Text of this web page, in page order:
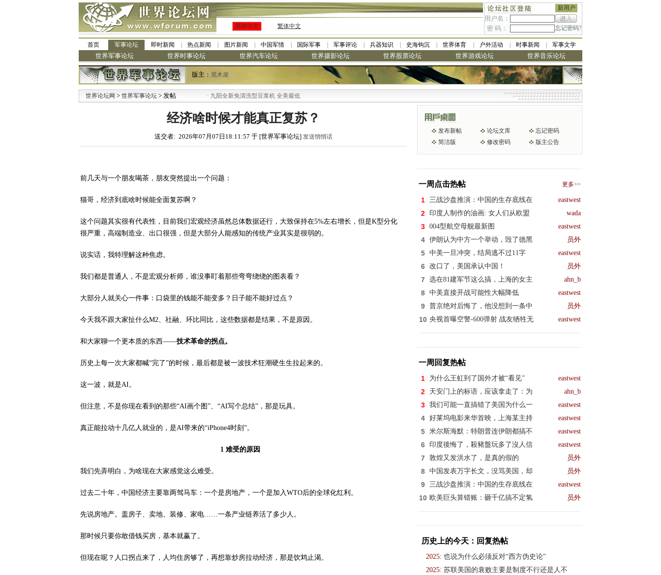
新用户
用户名：
密 码：
忘记密码?
简体中文 繁体中文
首页 军事论坛 即时新闻 热点新闻 图片新闻 中国军情 国际军事 军事评论 兵器知识 史海钩沉 世界体育 户外活动 时事新闻 军事文学
世界军事论坛 世界时事论坛 世界汽车论坛 世界摄影论坛 世界股票论坛 世界游戏论坛 世界音乐论坛
版主： 黑木崖
世界论坛网 > 世界军事论坛 > 发帖 九阳全新免清洗型豆浆机 全美最低
经济啥时候才能真正复苏？
送交者: 2026年07月07日18:11:57 于 [世界军事论坛] 发送悄悄话
前几天与一个朋友喝茶，朋友突然提出一个问题：
猫哥，经济到底啥时候能全面复苏啊？
这个问题其实很有代表性，目前我们宏观经济虽然总体数据还行，大致保持在5%左右增长，但是K型分化
很严重，高端制造业、出口很强，但是大部分人能感知的传统产业其实是很弱的。
说实话，我特理解这种焦虑。
我们都是普通人，不是宏观分析师，谁没事盯着那些弯弯绕绕的图表看？
大部分人就关心一件事：口袋里的钱能不能变多？日子能不能好过点？
今天我不跟大家扯什么M2、社融、环比同比，这些数据都是结果，不是原因。
和大家聊一个更本质的东西——技术革命的拐点。
历史上每一次大家都喊“完了”的时候，最后都是被一波技术狂潮硬生生拉起来的。
这一波，就是AI。
但注意，不是你现在看到的那些“AI画个图”、“AI写个总结”，那是玩具。
真正能拉动十几亿人就业的，是AI带来的“iPhone4时刻”。
1 难受的原因
我们先弄明白，为啥现在大家感觉这么难受。
过去二十年，中国经济主要靠两驾马车：一个是房地产，一个是加入WTO后的全球化红利。
先说房地产。盖房子、卖地、装修、家电……一条产业链养活了多少人。
那时候只要你敢借钱买房，基本就赢了。
但现在呢？人口拐点来了，人均住房够了，再想靠炒房拉动经济，那是饮鸩止渴。
发布新帖 论坛文库
忘记密码
简洁版
修改密码 版主公告
一周点击热帖 更多>>
1 三战沙盘推演：中国的生存底线在 eastwest
2 印度人制作的油画: 女人们从欧盟 wada
3 004型航空母舰最新图 eastwest
4 伊朗认为中方一个举动，毁了德黑 员外
5 中美一旦冲突，结局逃不过11字 eastwest
6 改口了，美国承认中国！ 员外
7 选在81建军节这么搞，上海的女主 ahn_b
8 中美直接开战可能性大幅降低 eastwest
9 普京绝对后悔了，他没想到一条中 员外
10 央视首曝空警-600弹射 战友牺牲无 eastwest
一周回复热帖
1 为什么王虹到了国外才被“看见” eastwest
2 天安门上的标语，应该拿走了：为 ahn_b
3 我们可能一直搞错了美国为什么一 eastwest
4 好莱坞电影来华首映，上海某主持 eastwest
5 米尔斯海默：特朗普连伊朗都搞不 eastwest
6 印度後悔了，殺豬盤玩多了沒人信 eastwest
7 敦煌又发洪水了，是真的假的 员外
8 中国发表万字长文，没骂美国，却 员外
9 三战沙盘推演：中国的生存底线在 eastwest
10 欧美巨头算错账：砸千亿搞不定氢 员外
历史上的今天：回复热帖
2025: 也说为什么必须反对“西方伪史论”
2025: 苏联美国的衰败主要是制度不行还是人不